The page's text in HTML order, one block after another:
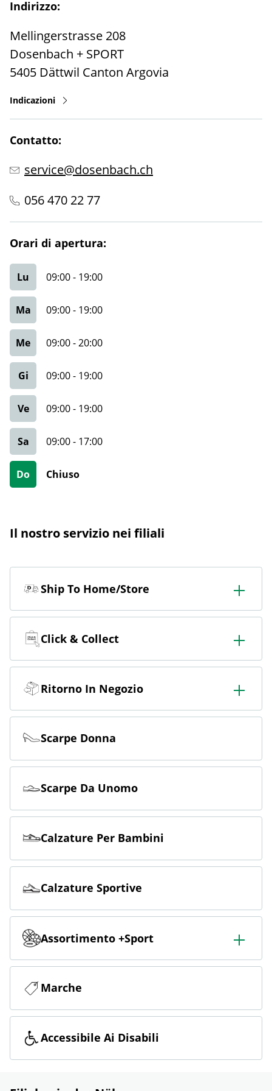
Indirizzo:
Mellingerstrasse 208
Dosenbach + SPORT
5405 Dättwil Canton Argovia
Indicazioni
Contatto:
service@dosenbach.ch
056 470 22 77
Orari di apertura:
Lu 09:00- 19:00
Ma 09:00- 19:00
Me 09:00-20:00
Gi 09:00- 19:00
Ve 09:00- 19:00
Sa 09:00- 17:00
Do Chiuso
Il nostro servizio nei filiali
Ship To Home/Store
Ordinate in negozio e fatevelo consegnare in negozio o
a casa.
Click & Collect
Ordina online e ritira gratuitamente in negozio.
Ritorno In Negozio
Ordinate online e restituite gratuitamente in negozio.
Scarpe Donna
Scarpe Da Unomo
Calzature Per Bambini
Calzature Sportive
Assortimento +Sport
Ampio assortimento di sport, tra cui calcio, outdoor, sci,
fitness e corsa.
Marche
Accessibile Ai Disabili